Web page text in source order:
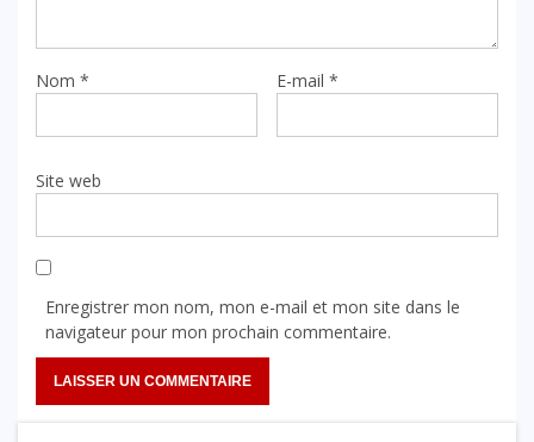
Nom * E-mail *
Site web
Enregistrer mon nom, mon e-mail et mon site dans le
navigateur pour mon prochain commentaire.